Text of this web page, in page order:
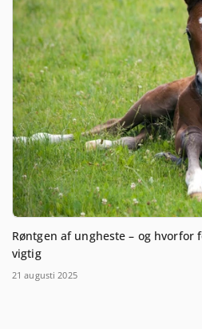
Røntgen af ungheste – og
vigtig
21 augusti 2025